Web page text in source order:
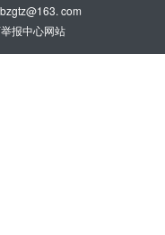
com
报中心网站